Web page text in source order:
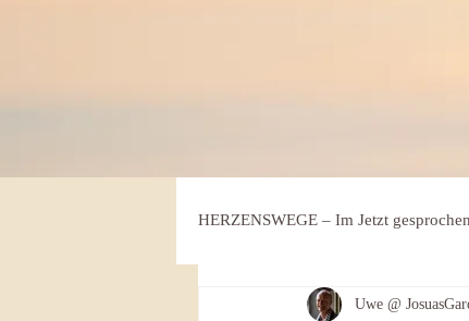
HERZENSWEGE – Im Jetzt gesprochen
Genährt aus Licht und Leben
Uwe @